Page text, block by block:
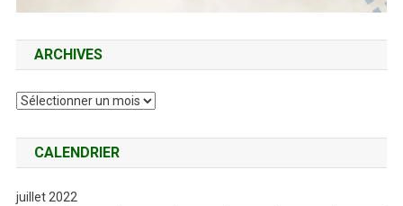
ARCHIVES
Archives
CALENDRIER
juillet 2022